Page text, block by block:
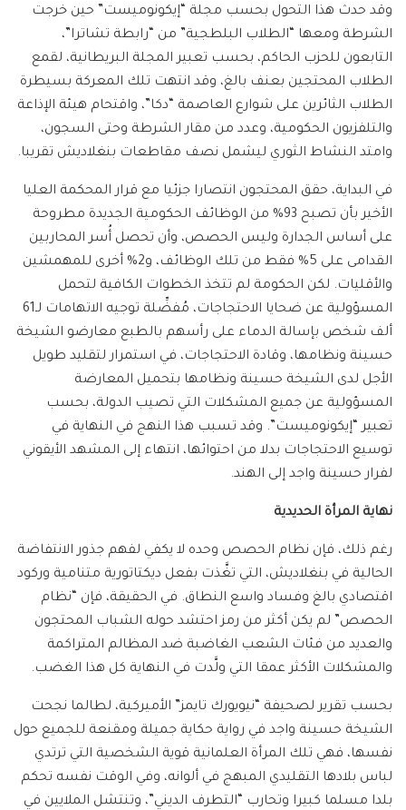
وقد حدث هذا التحول بحسب مجلة “إيكونوميست” حين خرجت
الشرطة ومعها “الطلاب البلطجية” من “رابطة تشاترا”،
التابعون للحزب الحاكم، بحسب تعبير المجلة البريطانية، لقمع
الطلاب المحتجين بعنف بالغ، وقد انتهت تلك المعركة بسيطرة
الطلاب الثائرين على شوارع العاصمة “دكا”، واقتحام هيئة الإذاعة
والتلفزيون الحكومية، وعدد من مقار الشرطة وحتى السجون،
وامتد النشاط الثوري ليشمل نصف مقاطعات بنغلاديش تقريبا.
في البداية، حقق المحتجون انتصارا جزئيا مع قرار المحكمة العليا
الأخير بأن تصبح 93% من الوظائف الحكومية الجديدة مطروحة
على أساس الجدارة وليس الحصص، وأن تحصل أُسر المحاربين
القدامى على 5% فقط من تلك الوظائف، و2% أخرى للمهمشين
والأقليات. لكن الحكومة لم تتخذ الخطوات الكافية لتحمل
المسؤولية عن ضحايا الاحتجاجات، مُفضِّلة توجيه الاتهامات لـ61
ألف شخص بإسالة الدماء على رأسهم بالطبع معارضو الشيخة
حسينة ونظامها، وقادة الاحتجاجات، في استمرار لتقليد طويل
الأجل لدى الشيخة حسينة ونظامها بتحميل المعارضة
المسؤولية عن جميع المشكلات التي تصيب الدولة، بحسب
تعبير “إيكونوميست”. وقد تسبب هذا النهج في النهاية في
توسيع الاحتجاجات بدلا من احتوائها، انتهاء إلى المشهد الأيقوني
لفرار حسينة واجد إلى الهند.
نهاية المرأة الحديدية
رغم ذلك، فإن نظام الحصص وحده لا يكفي لفهم جذور الانتفاضة
الحالية في بنغلاديش، التي تغَّذت بفعل ديكتاتورية متنامية وركود
اقتصادي بالغ وفساد واسع النطاق. في الحقيقة، فإن “نظام
الحصص” لم يكن أكثر من رمز احتشد حوله الشباب المحتجون
والعديد من فئات الشعب الغاضبة ضد المظالم المتراكمة
والمشكلات الأكثر عمقا التي ولَّدت في النهاية كل هذا الغضب.
بحسب تقرير لصحيفة “نيويورك تايمز” الأميركية، لطالما نجحت
الشيخة حسينة واجد في رواية حكاية جميلة ومقنعة للجميع حول
نفسها، فهي تلك المرأة العلمانية قوية الشخصية التي ترتدي
لباس بلادها التقليدي المبهج في ألوانه، وفي الوقت نفسه تحكم
بلدا مسلما كبيرا وتحارب “التطرف الديني”، وتنتشل الملايين في